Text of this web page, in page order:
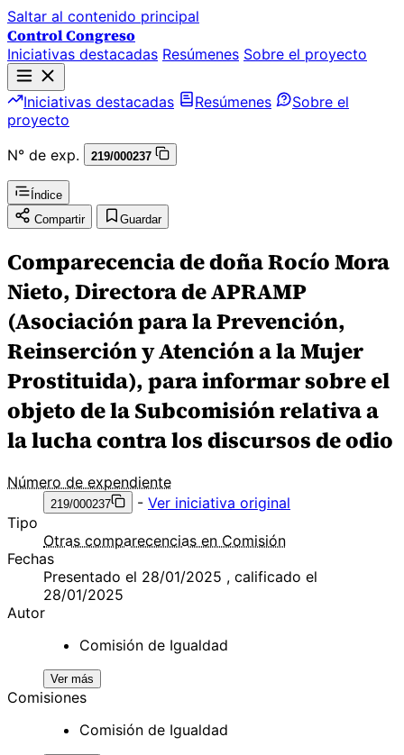
Saltar al contenido principal
Control Congreso
Iniciativas destacadas Resúmenes Sobre el proyecto
Iniciativas destacadas Resúmenes
Sobre el
proyecto
N° de exp.
219/000237
Índice
Compartir
Guardar
Comparecencia de doña Rocío Mora
Nieto, Directora de APRAMP
(Asociación para la Prevención,
Reinserción y Atención a la Mujer
Prostituida), para informar sobre el
objeto de la Subcomisión relativa a
la lucha contra los discursos de odio
Número de expendiente
219/000237 - Ver iniciativa original
Tipo
Otras comparecencias en Comisión
Fechas
Presentado el 28/01/2025 , calificado el
28/01/2025
Autor
Comisión de Igualdad
Ver más
Comisiones
Comisión de Igualdad